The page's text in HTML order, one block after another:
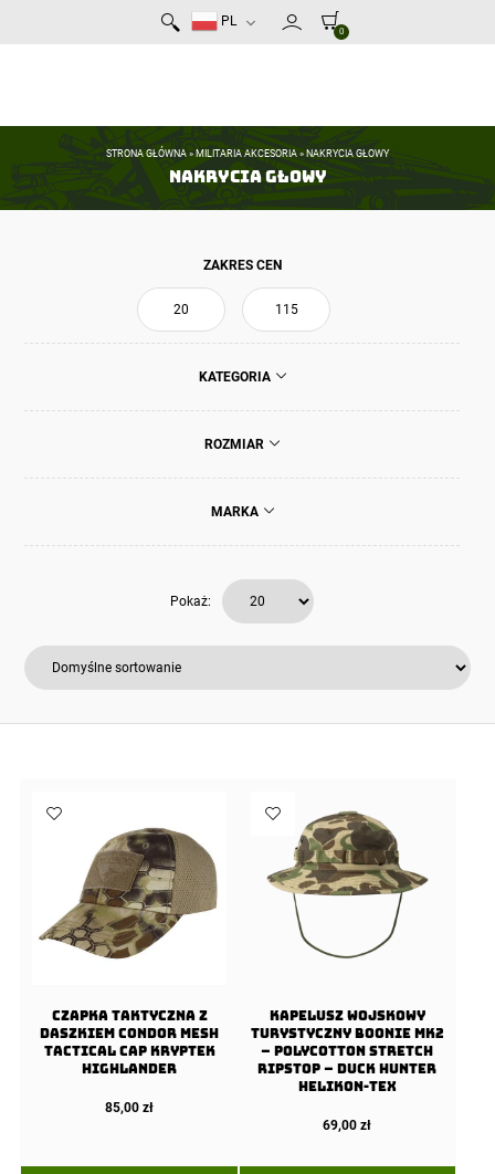
PL
0
STRONA GŁÓWNA»MILITARIA AKCESORIA»NAKRYCIA GŁOWY
Nakrycia głowy
ZAKRES CEN
KATEGORIA
ROZMIAR
MARKA
Pokaż:
Czapka taktyczna z
daszkiem Condor Mesh
Tactical Cap Kryptek
Highlander
85,00zł
Kapelusz Wojskowy
Turystyczny Boonie Mk2
– PolyCotton Stretch
Ripstop – Duck Hunter
Helikon-Tex
69,00zł